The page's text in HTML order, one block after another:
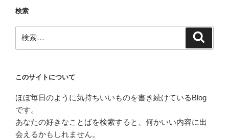
ン
検索
索:
このサイトについて
ほぼ毎日のように気持ちいいものを書き続けているBlog
です。
あなたの好きなことばを検索すると、何かいい内容に出
会えるかもしれません。